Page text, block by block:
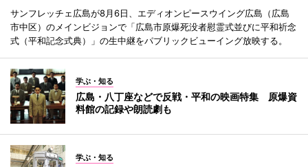
サンフレッチェ広島が8月6日、エディオンピースウイング広島（広島
市中区）のメインビジョンで「広島市原爆死没者慰霊式並びに平和祈念
式（平和記念式典）」の生中継をパブリックビューイング放映する。
学ぶ・知る
広島・八丁座などで反戦・平和の映画特集 原爆資
料館の記録や朗読劇も
学ぶ・知る